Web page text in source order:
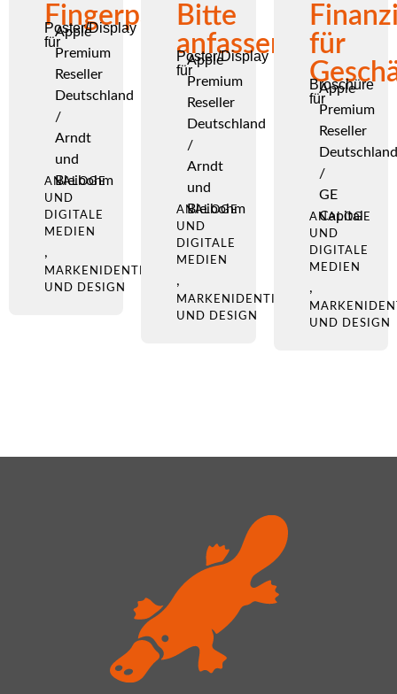
Fingerpainters
Poster/Display
für
Apple
Premium
Reseller
Deutschland
/
Arndt
und
Bleibohm
ANALOGE
UND
DIGITALE
MEDIEN
,
MARKENIDENTITÄT
UND DESIGN
Bitte
anfassen.
Poster/Display
für
Apple
Premium
Reseller
Deutschland
/
Arndt
und
Bleibohm
ANALOGE
UND
DIGITALE
MEDIEN
,
MARKENIDENTITÄT
UND DESIGN
für
Broschüre
für
Apple
Premium
Reseller
Deutschland
/
GE
Capital
ANALOGE
UND
DIGITALE
MEDIEN
,
UND DESIGN